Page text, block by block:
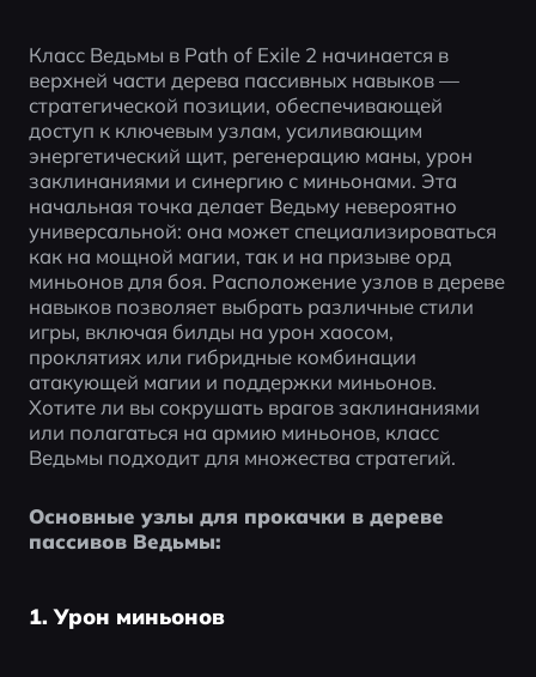
Класс Ведьмы в Path of Exile 2 начинается в
верхней части дерева пассивных навыков —
стратегической позиции, обеспечивающей
доступ к ключевым узлам, усиливающим
энергетический щит, регенерацию маны, урон
заклинаниями и синергию с миньонами. Эта
начальная точка делает Ведьму невероятно
универсальной: она может специализироваться
как на мощной магии, так и на призыве орд
миньонов для боя. Расположение узлов в дереве
навыков позволяет выбрать различные стили
игры, включая билды на урон хаосом,
проклятиях или гибридные комбинации
атакующей магии и поддержки миньонов.
Хотите ли вы сокрушать врагов заклинаниями
или полагаться на армию миньонов, класс
Ведьмы подходит для множества стратегий.
Основные узлы для прокачки в дереве
пассивов Ведьмы:
1. Урон миньонов